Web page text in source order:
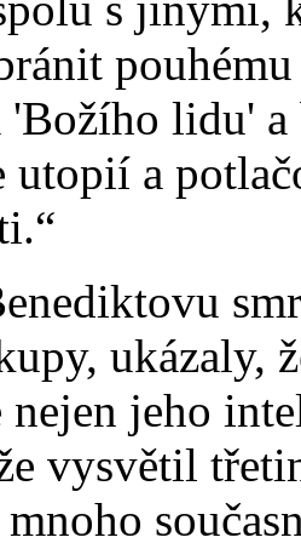
lidu'
utopií a
ukázaly,
jeho
vysvětil